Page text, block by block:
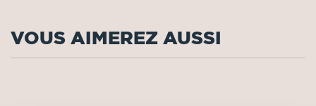
VOUS AIMEREZ AUSSI